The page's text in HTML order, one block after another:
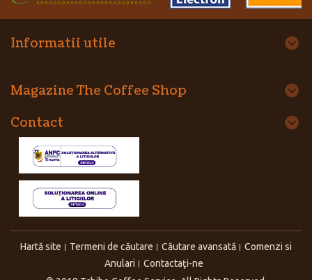
Informatii utile
Magazine The Coffee Shop
Contact
Hartă site Termeni de căutare Căutare avansată
Comenzi si
Anulari
Contactaţi-ne